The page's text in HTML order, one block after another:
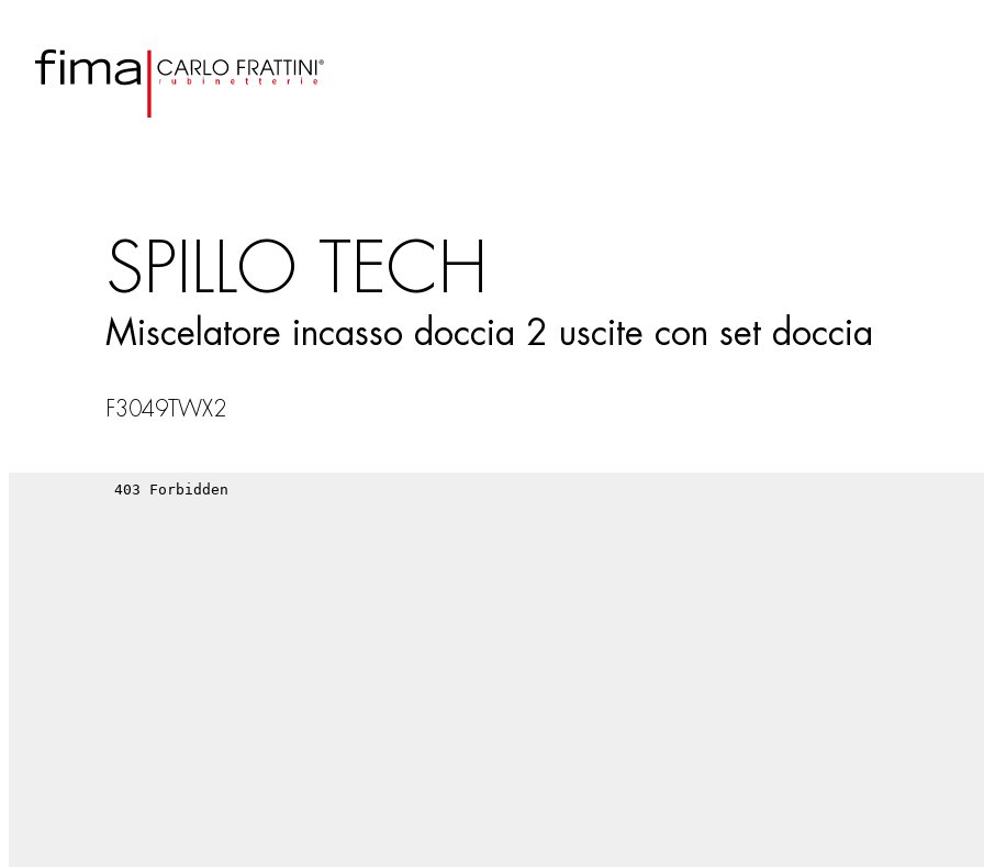
SPILLO TECH
Miscelatore incasso doccia 2 uscite con set doccia
F3049TWX2